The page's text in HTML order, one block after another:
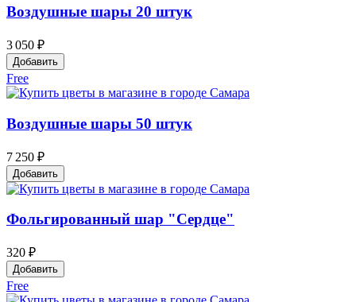
Воздушные шары 20 штук
3 050 ₽
Добавить
Free
Воздушные шары 50 штук
7 250 ₽
Добавить
Фольгированный шар "Сердце"
320 ₽
Добавить
Free